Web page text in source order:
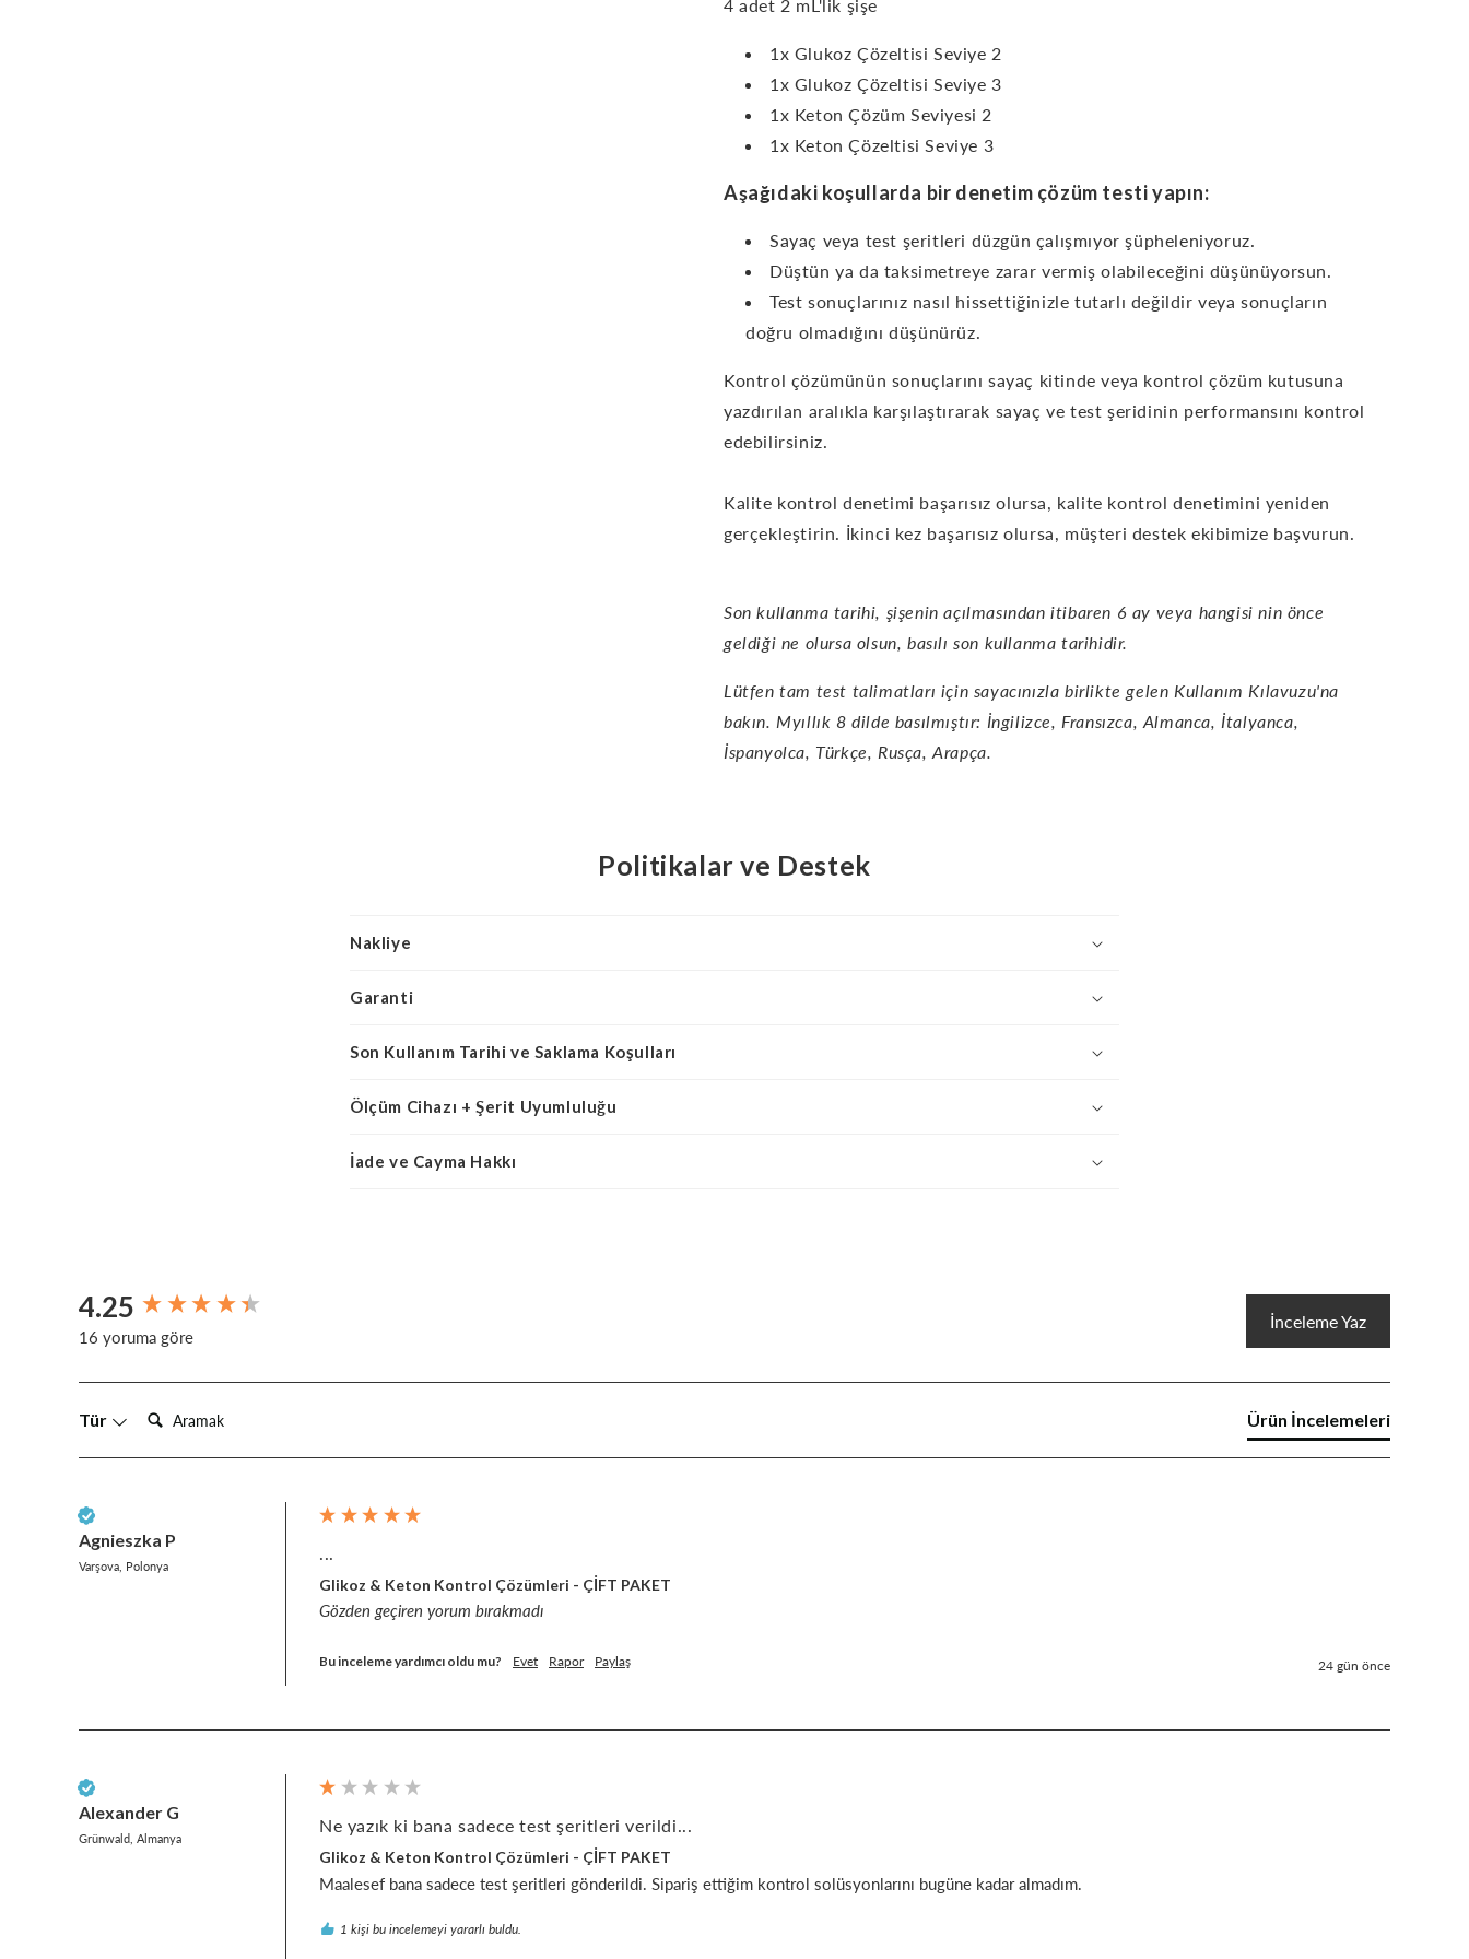
4 adet 2 mL'lik şişe
1x Glukoz Çözeltisi Seviye 2
1x Glukoz Çözeltisi Seviye 3
1x Keton Çözüm Seviyesi 2
1x Keton Çözeltisi Seviye 3
Aşağıdaki koşullarda bir denetim çözüm testi yapın:
Sayaç veya test şeritleri düzgün çalışmıyor şüpheleniyoruz.
Düştün ya da taksimetreye zarar vermiş olabileceğini düşünüyorsun.
Test sonuçlarınız nasıl hissettiğinizle tutarlı değildir veya sonuçların
doğru olmadığını düşünürüz.
Kontrol çözümünün sonuçlarını sayaç kitinde veya kontrol çözüm kutusuna
yazdırılan aralıkla karşılaştırarak sayaç ve test şeridinin performansını kontrol
edebilirsiniz.
Kalite kontrol denetimi başarısız olursa, kalite kontrol denetimini yeniden
gerçekleştirin. İkinci kez başarısız olursa, müşteri destek ekibimize başvurun.
Son kullanma tarihi, şişenin açılmasından itibaren 6 ay veya hangisi nin önce
geldiği ne olursa olsun, basılı son kullanma tarihidir.
Lütfen tam test talimatları için sayacınızla birlikte gelen Kullanım Kılavuzu'na
bakın. Myıllık 8 dilde basılmıştır: İngilizce, Fransızca, Almanca, İtalyanca,
İspanyolca, Türkçe, Rusça, Arapça.
Politikalar ve Destek
Nakliye
Garanti
Son Kullanım Tarihi ve Saklama Koşulları
Ölçüm Cihazı + Şerit Uyumluluğu
İade ve Cayma Hakkı
4.25
16 yoruma göre
İnceleme Yaz
Tür Arayın: Ürün İncelemeleri
Agnieszka P
Varşova, Polonya
...
Glikoz & Keton Kontrol Çözümleri - ÇİFT PAKET
Gözden geçiren yorum bırakmadı
Bu inceleme yardımcı oldu mu? Evet Rapor Paylaş 24 gün önce
Alexander G
Grünwald, Almanya
Ne yazık ki bana sadece test şeritleri verildi...
Glikoz & Keton Kontrol Çözümleri - ÇİFT PAKET
Maalesef bana sadece test şeritleri gönderildi. Sipariş ettiğim kontrol solüsyonlarını bugüne kadar almadım.
1 kişi bu incelemeyi yararlı buldu.
New content loaded